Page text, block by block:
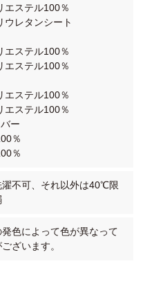
エステル100％
ウレタンシート
エステル100％
エステル100％
エステル100％
エステル100％
ー
％
％
濯不可、それ以外は40℃限
色によって色が異なって
ざいます。